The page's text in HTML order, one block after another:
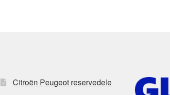
Citroën Peugeot reservedele